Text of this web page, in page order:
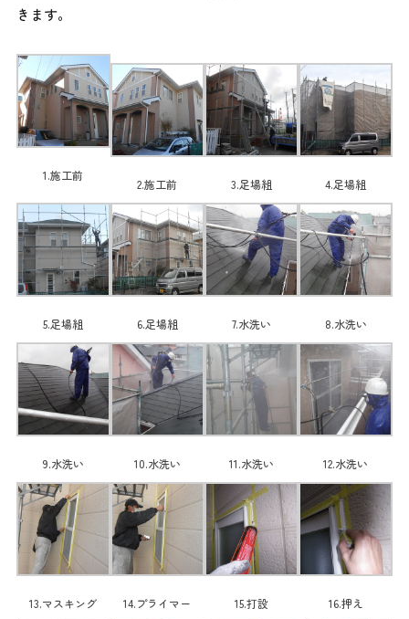
きます。
1.施工前
2.施工前 3.足場組 4.足場組
5.足場組 6.足場組 7.水洗い 8.水洗い
9.水洗い 10.水洗い 11.水洗い 12.水洗い
13.マスキング 14.プライマー 15.打設 16.押え